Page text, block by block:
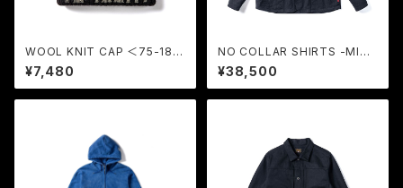
WOOL KNIT CAP ＜75-1821
71＞ (BROWN-BK) / GERUG
A
¥7,480
NO COLLAR SHIRTS -MINI
HERRINBONE- ＜TIGER HE
AD＞ (BLACK) / GERUGA
¥38,500